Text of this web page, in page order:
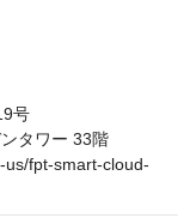
号
ワー 33階
us/fpt-smart-cloud-